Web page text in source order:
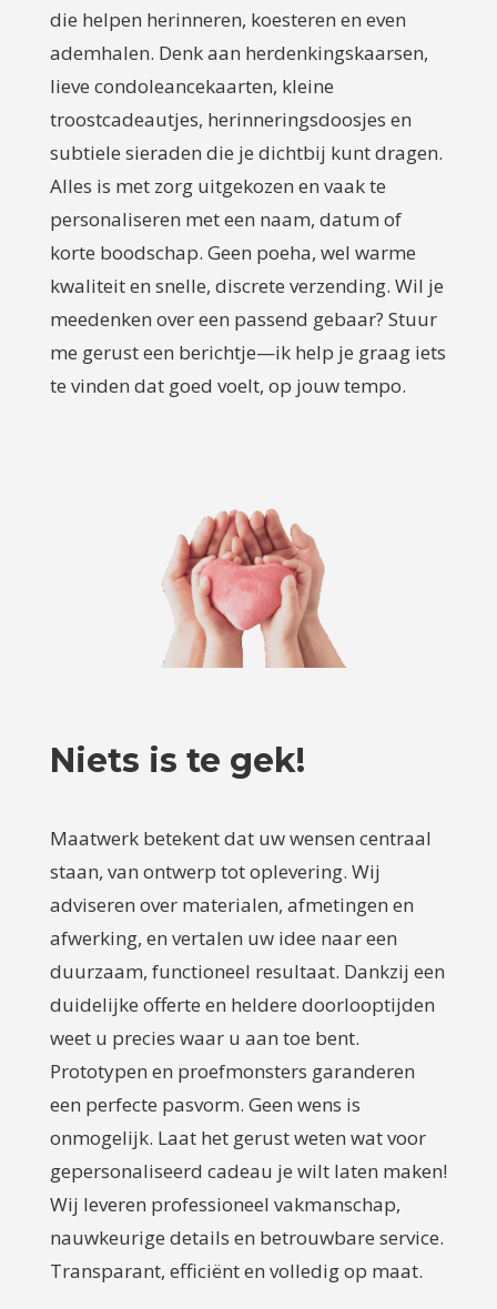
die helpen herinneren, koesteren en even
ademhalen. Denk aan herdenkingskaarsen,
lieve condoleancekaarten, kleine
troostcadeautjes, herinneringsdoosjes en
subtiele sieraden die je dichtbij kunt dragen.
Alles is met zorg uitgekozen en vaak te
personaliseren met een naam, datum of
korte boodschap. Geen poeha, wel warme
kwaliteit en snelle, discrete verzending. Wil je
meedenken over een passend gebaar? Stuur
me gerust een berichtje—ik help je graag iets
te vinden dat goed voelt, op jouw tempo.
Niets is te gek!
Maatwerk betekent dat uw wensen centraal
staan, van ontwerp tot oplevering. Wij
adviseren over materialen, afmetingen en
afwerking, en vertalen uw idee naar een
duurzaam, functioneel resultaat. Dankzij een
duidelijke offerte en heldere doorlooptijden
weet u precies waar u aan toe bent.
Prototypen en proefmonsters garanderen
een perfecte pasvorm. Geen wens is
onmogelijk. Laat het gerust weten wat voor
gepersonaliseerd cadeau je wilt laten maken!
Wij leveren professioneel vakmanschap,
nauwkeurige details en betrouwbare service.
Transparant, efficiënt en volledig op maat.